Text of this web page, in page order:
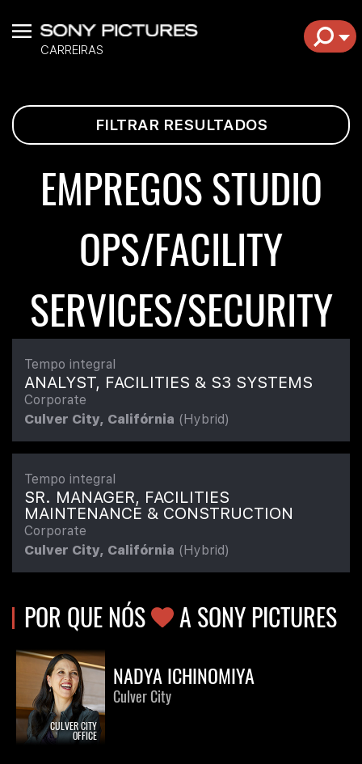
CARREIRAS
Menu
FILTRAR RESULTADOS
EMPREGOS STUDIO
OPS/FACILITY
SERVICES/SECURITY
Tempo integral
ANALYST, FACILITIES & S3 SYSTEMS
Corporate
Culver City, Califórnia (Hybrid)
Tempo integral
SR. MANAGER, FACILITIES
MAINTENANCE & CONSTRUCTION
Corporate
Culver City, Califórnia (Hybrid)
POR QUE NÓSAMORA SONY PICTURES
CULVER CITY
OFFICE
NADYA ICHINOMIYA
Culver City